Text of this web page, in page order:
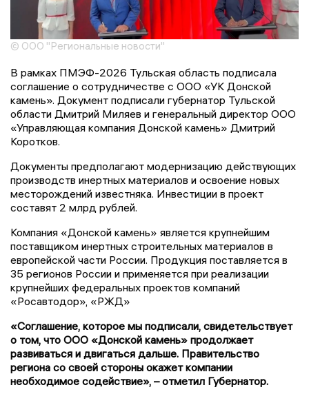
© ООО "Региональные новости"
В рамках ПМЭФ-2026 Тульская область подписала
соглашение о сотрудничестве с ООО «УК Донской
камень». Документ подписали губернатор Тульской
области Дмитрий Миляев и генеральный директор ООО
«Управляющая компания Донской камень» Дмитрий
Коротков.
Документы предполагают модернизацию действующих
производств инертных материалов и освоение новых
месторождений известняка. Инвестиции в проект
составят 2 млрд рублей.
Компания «Донской камень» является крупнейшим
поставщиком инертных строительных материалов в
европейской части России. Продукция поставляется в
35 регионов России и применяется при реализации
крупнейших федеральных проектов компаний
«Росавтодор», «РЖД»
«Соглашение, которое мы подписали, свидетельствует
о том, что ООО «Донской камень» продолжает
развиваться и двигаться дальше. Правительство
региона со своей стороны окажет компании
необходимое содействие», – отметил Губернатор.